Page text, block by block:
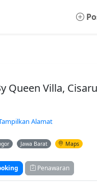
Queen Villa,
Alamat
Jawa Barat Maps
Penawaran